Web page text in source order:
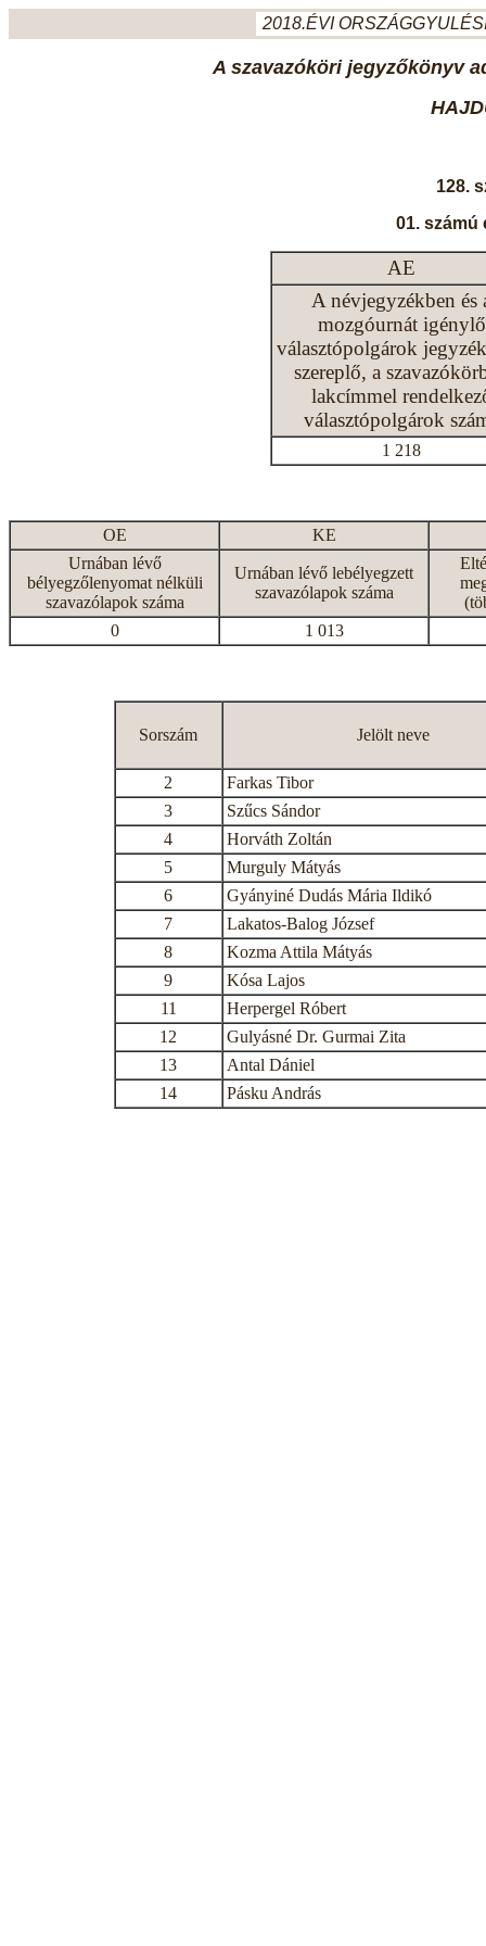
2018.ÉVI
A szavazóköri jegyzőkönyv
128.
01. számú
AE
A névjegyzékben és
mozgóurnát igénylő
választópolgárok
szereplő, a
lakcímmel
választópolgárok
1 218
OE
KE
Urnában lévő
bélyegzőlenyomat nélküli
szavazólapok száma
Urnában lévő lebélyegzett
szavazólapok száma
0
1 013
Sorszám Jelölt neve
2
Farkas Tibor
3
Szűcs Sándor
4
Horváth Zoltán
5
Murguly Mátyás
6
Gyányiné Dudás Mária Ildikó
7
Lakatos-Balog József
8
Kozma Attila Mátyás
9
Kósa Lajos
11
Herpergel Róbert
12
Gulyásné Dr. Gurmai Zita
13
Antal Dániel
14
Pásku András